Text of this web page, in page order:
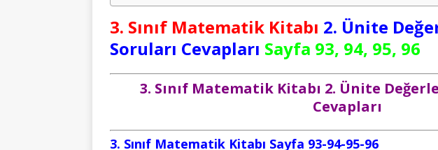
3. Sınıf Matematik Kitabı 2. Ünite
Soruları Cevapları Sayfa 93, 94, 95, 96
3. Sınıf Matematik Kitabı 2. Ünite
Cevapları
3. Sınıf Matematik Kitabı Sayfa 93-94-95-96